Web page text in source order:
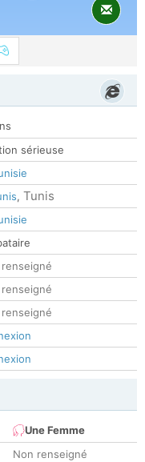
sérieuse
, Tunis
Une Femme
Non renseigné